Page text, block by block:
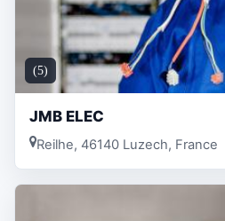
(5)
JMB ELEC
Reilhe, 46140 Luzech, France